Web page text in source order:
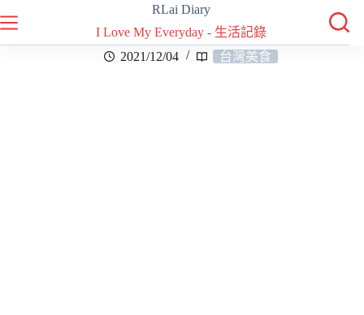
RLai Diary
I Love My Everyday - 生活記錄
2021/12/04
台灣美食